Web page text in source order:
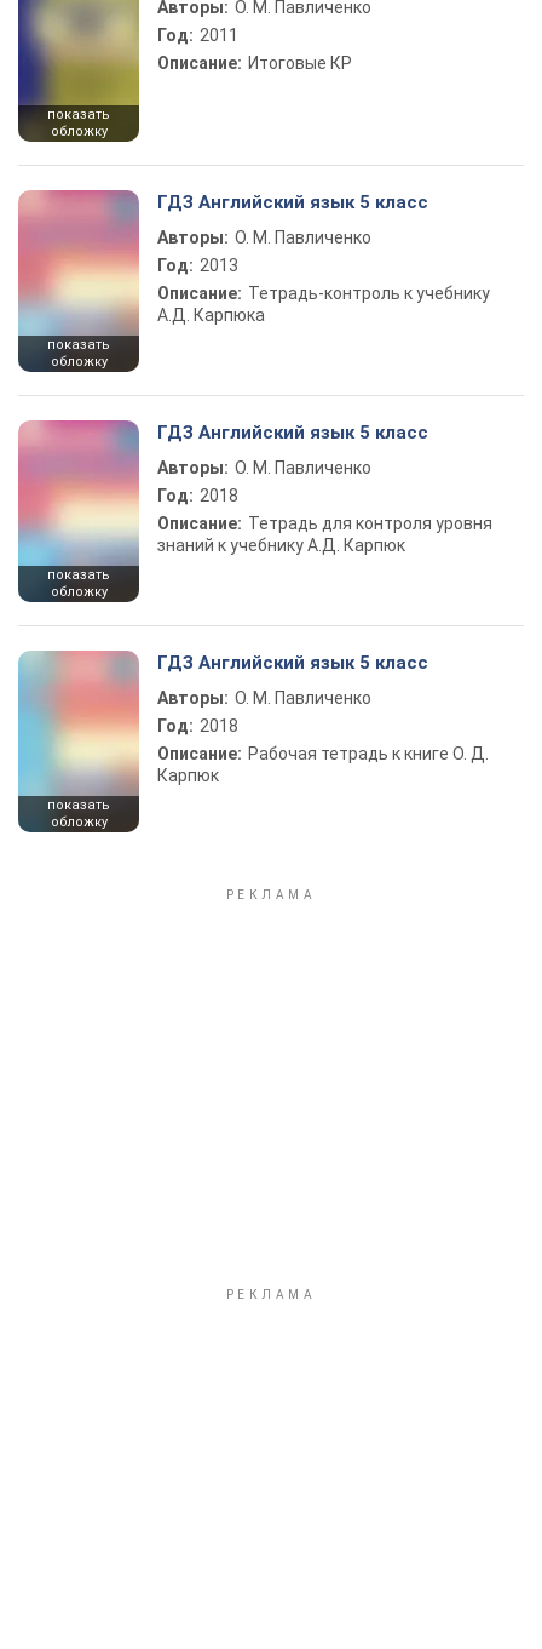
показать
обложку
Авторы: О. М. Павличенко
Год: 2011
Описание: Итоговые КР
показать
обложку
ГДЗ Английский язык 5 класс
Авторы: О. М. Павличенко
Год: 2013
Описание: Тетрадь-контроль к учебнику
А.Д. Карпюка
показать
обложку
ГДЗ Английский язык 5 класс
Авторы: О. М. Павличенко
Год: 2018
Описание: Тетрадь для контроля уровня
знаний к учебнику А.Д. Карпюк
показать
обложку
ГДЗ Английский язык 5 класс
Авторы: О. М. Павличенко
Год: 2018
Описание: Рабочая тетрадь к книге О. Д.
Карпюк